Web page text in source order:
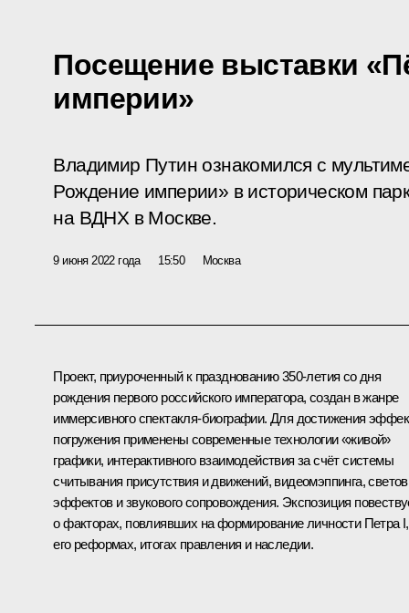
Посещение выставки
империи»
Владимир Путин ознакомился с
Рождение империи» в историческом
на ВДНХ в Москве.
9 июня 2022 года 15:50 Москва
Проект, приуроченный к празднованию 350-летия со дня
рождения первого российского императора, создан в жанре
иммерсивного спектакля-биографии. Для достижения
погружения применены современные технологии «живой»
графики, интерактивного взаимодействия за счёт системы
считывания присутствия и движений, видеомэппинга,
эффектов и звукового сопровождения. Экспозиция
о факторах, повлиявших на формирование личности Петра I,
его реформах, итогах правления и наследии.